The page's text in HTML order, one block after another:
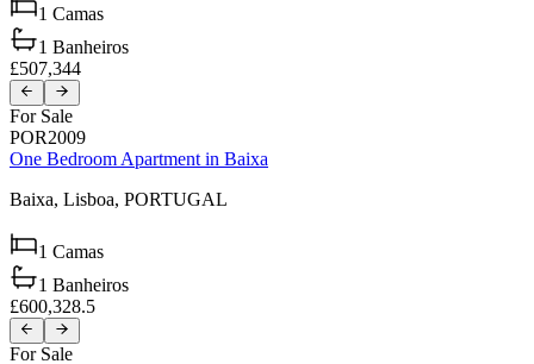
1 Camas
1 Banheiros
£507,344
For Sale
POR2009
One Bedroom Apartment in Baixa
Baixa, Lisboa, PORTUGAL
1 Camas
1 Banheiros
£600,328.5
For Sale